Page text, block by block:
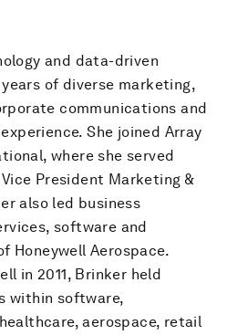
and data-driven
of diverse marketing,
communications and
She joined Array
where she served
President Marketing &
also led business
software and
Honeywell Aerospace.
in 2011, Brinker held
within software,
aerospace, retail